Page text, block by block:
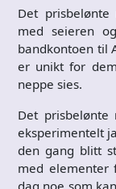
Det
med seieren
bandkontoen til
er unikt for
neppe sies.
Det
eksperimentelt
den gang blitt
med elementer
dag noe som